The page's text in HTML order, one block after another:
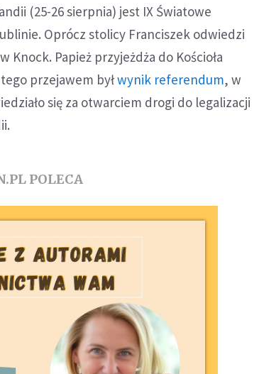
(25-26 sierpnia) jest IX Światowe
Oprócz stolicy Franciszek odwiedzi
Papież przyjeżdża do Kościoła
przejawem byłwynik referendum, w
się za otwarciem drogi do legalizacji
POLECA